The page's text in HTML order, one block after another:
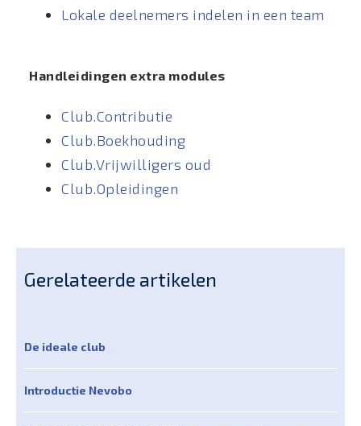
Lokale deelnemers indelen in een team
Handleidingen extra modules
Club.Contributie
Club.Boekhouding
Club.Vrijwilligers oud
Club.Opleidingen
Gerelateerde artikelen
De ideale club
Introductie Nevobo